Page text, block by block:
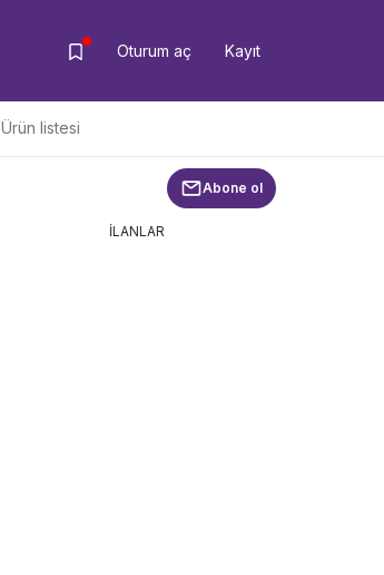
Oturum aç Kayıt
Ürün listesi
Abone ol
İLANLAR